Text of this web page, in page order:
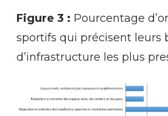
Figure 3 : Pourcentage
sportifs qui précisent leurs
d’infrastructure les plus